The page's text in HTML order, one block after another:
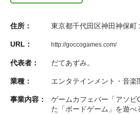
住所： 東京都千代田区神田神保町
URL： http://goccogames.com/
代表者： だてあずみ。
業種： エンタテインメント・音楽
事業内容：
ゲームカフェバー「アソ
た「ボードゲーム」を遊